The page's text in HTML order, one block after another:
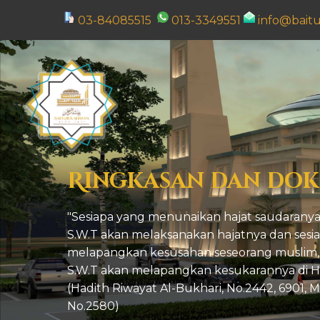
03-84085515 013-3349551